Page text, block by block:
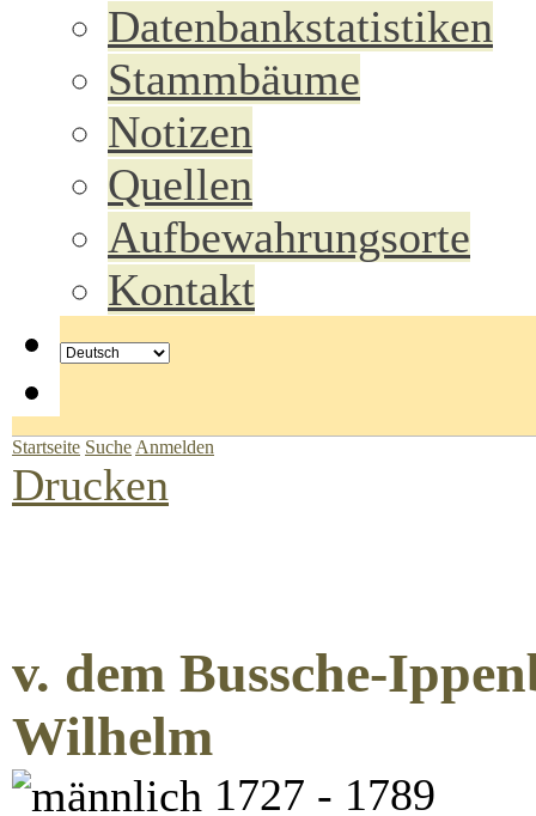
Datenbankstatistiken
Stammbäume
Notizen
Quellen
Aufbewahrungsorte
Kontakt
Startseite Suche Anmelden
Drucken
v. dem Bussche-
Wilhelm
1727 - 1789